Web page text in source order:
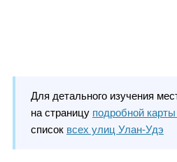
Для детального изучения
на страницу подробной
список всех улиц Улан-Удэ